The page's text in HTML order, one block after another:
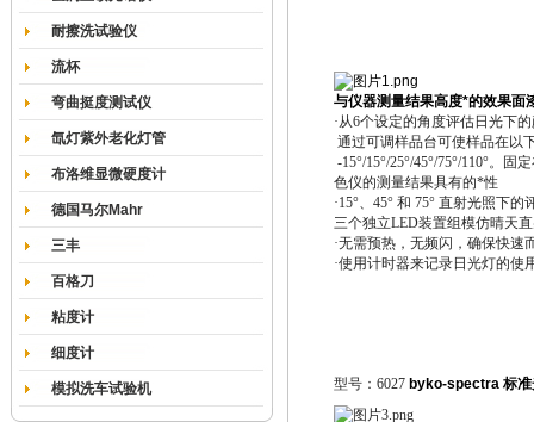
耐擦洗试验仪
流杯
弯曲挺度测试仪
氙灯紫外老化灯管
布洛维显微硬度计
德国马尔Mahr
三丰
百格刀
粘度计
细度计
模拟洗车试验机
与仪器测量结果高度*的效果面
·从6个设定的角度评估日光下
通过可调样品台可使样品在以
-15°/15°/25°/45°/75°/110°。固
色仪的测量结果具有的*性
·15°、 45° 和 75° 直射光照下的
三个独立LED装置组模仿晴天
·无需预热，无频闪，确保快速
·使用计时器来记录日光灯的使
型号： 6027 byko-spectra 标